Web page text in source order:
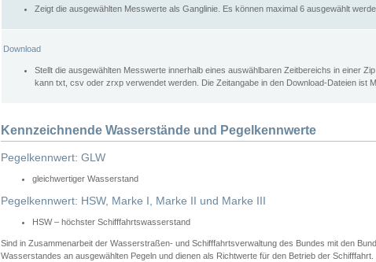
Zeigt die ausgewählten Messwerte als Ganglinie. Es können maximal 6 ausgewählt
Download
Stellt die ausgewählten Messwerte innerhalb eines auswählbaren Zeitbereichs in einer
kann txt, csv oder zrxp verwendet werden. Die Zeitangabe in den Download-Dateien ist
Kennzeichnende Wasserstände und Pegelkennwerte
Pegelkennwert: GLW
gleichwertiger Wasserstand
Pegelkennwert: HSW, Marke I, Marke II und Marke III
HSW – höchster Schifffahrtswasserstand
Sind in Zusammenarbeit der Wasserstraßen- und Schifffahrtsverwaltung des Bundes mit den
Wasserstandes an ausgewählten Pegeln und dienen als Richtwerte für den Betrieb der